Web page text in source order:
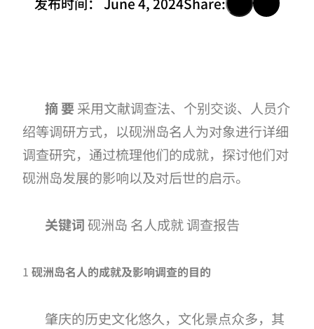
摘要采用文献调查法、个别交谈、人员介
绍等调研方式，以砚洲岛名人为对象进行详细
调查研究，通过梳理他们的成就，探讨他们对
砚洲岛发展的影响以及对后世的启示。
关键词砚洲岛 名人成就调查报告
1 砚洲岛名人的成就及影响调查的目的
肇庆的历史文化悠久，文化景点众多，其